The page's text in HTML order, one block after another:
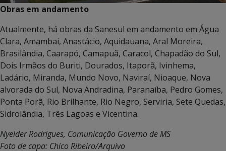
Obras em andamento
Atualmente, há obras da Sanesul em andamento em Água
Clara, Amambai, Anastácio, Aquidauana, Aral Moreira,
Brasilândia, Caarapó, Camapuã, Caracol, Chapadão do Sul,
Dois Irmãos do Buriti, Dourados, Itaporã, Ivinhema,
Ladário, Miranda, Mundo Novo, Naviraí, Nioaque, Nova
alvorada do Sul, Nova Andradina, Paranaíba, Pedro Gomes,
Ponta Porã, Rio Brilhante, Rio Negro, Serviria, Sete Quedas,
Sidrolândia, Três Lagoas e Vicentina.
Nyelder Rodrigues, Comunicação Governo de MS
Foto de capa: Chico Ribeiro/Arquivo